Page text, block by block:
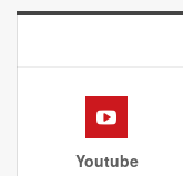
Youtube